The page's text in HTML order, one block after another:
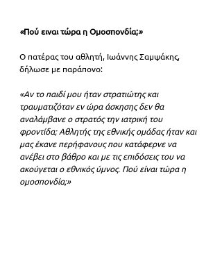
«Πού ειναι τώρα η Ομοσπονδία;»
Ο πατέρας του αθλητή, Ιωάννης Σαμψάκης,
δήλωσε με παράπονο:
«Αν το παιδί μου ήταν στρατιώτης και
τραυματιζόταν εν ώρα άσκησης δεν θα
αναλάμβανε ο στρατός την ιατρική του
φροντίδα; Αθλητής της εθνικής ομάδας ήταν και
μας έκανε περήφανους που κατάφερνε να
ανέβει στο βάθρο και με τις επιδόσεις του να
ακούγεται ο εθνικός ύμνος. Πού είναι τώρα η
ομοσπονδία;»